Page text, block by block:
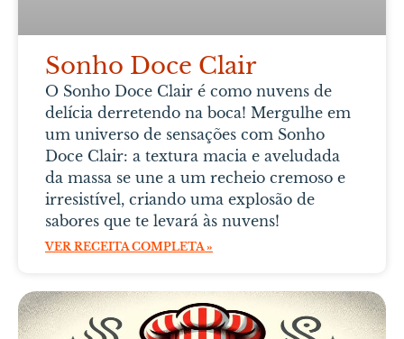
Sonho Doce Clair
O Sonho Doce Clair é como nuvens de
delícia derretendo na boca! Mergulhe em
um universo de sensações com Sonho
Doce Clair: a textura macia e aveludada
da massa se une a um recheio cremoso e
irresistível, criando uma explosão de
sabores que te levará às nuvens!
VER RECEITA COMPLETA »